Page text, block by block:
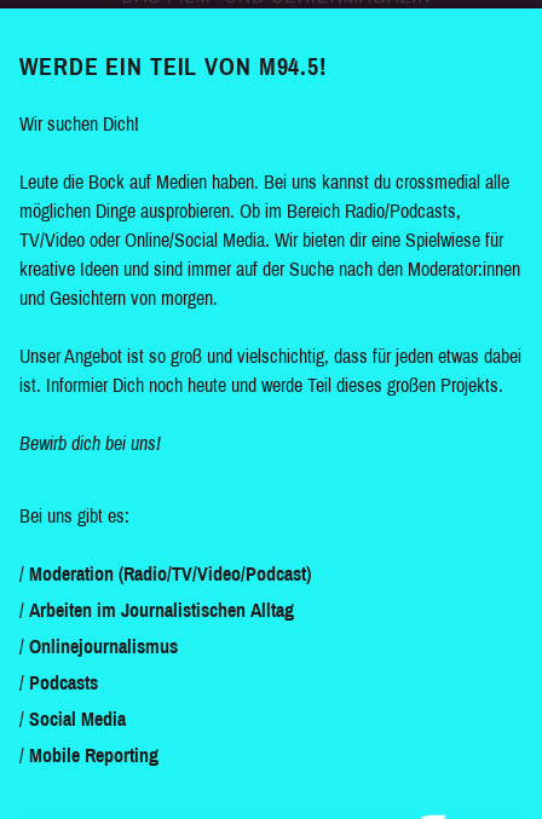
WERDE EIN TEIL VON M94.5!
Wir suchen Dich!
Leute die Bock auf Medien haben. Bei uns kannst du crossmedial alle
möglichen Dinge ausprobieren. Ob im Bereich Radio/Podcasts,
TV/Video oder Online/Social Media. Wir bieten dir eine Spielwiese für
kreative Ideen und sind immer auf der Suche nach den Moderator:innen
und Gesichtern von morgen.
Unser Angebot ist so groß und vielschichtig, dass für jeden etwas dabei
ist. Informier Dich noch heute und werde Teil dieses großen Projekts.
Bewirb dich bei uns!
Bei uns gibt es:
Moderation (Radio/TV/Video/Podcast)
Arbeiten im Journalistischen Alltag
Onlinejournalismus
Podcasts
Social Media
Mobile Reporting